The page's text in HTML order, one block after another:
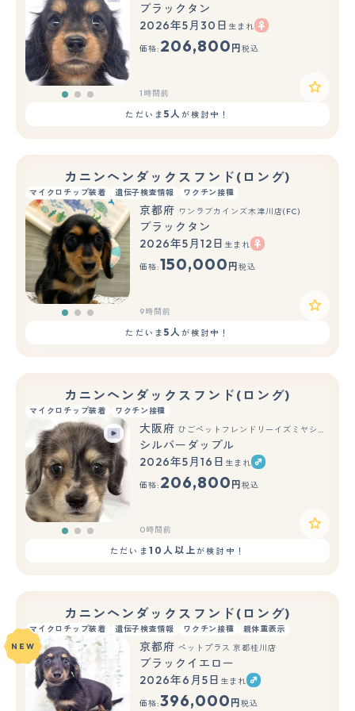
もっと見る
ブラックタン
2026年5月30日 生まれ
価格: 206,800 円 税込
1時間前
ただいま 5人が検討中！
カニンヘンダックスフンド(ロング)
マイクロチップ装着 遺伝子検査情報 ワクチン接種
もっと見る
京都府 ワンラブカインズ木津川店(FC)
ブラックタン
2026年5月12日 生まれ
価格:150,000 円 税込
9時間前
ただいま 5人が検討中！
カニンヘンダックスフンド(ロング)
マイクロチップ装着 ワクチン接種
もっと見る
大阪府 ひごペットフレンドリーイズミヤショッピングセンター千里丘店
シルバーダップル
2026年5月16日 生まれ
価格: 206,800 円 税込
0時間前
ただいま 10人以上が検討中！
カニンヘンダックスフンド(ロング)
マイクロチップ装着 遺伝子検査情報 ワクチン接種
親体重表示
NEW
京都府 ペットプラス 京都桂川店
ブラックイエロー
2026年6月5日 生まれ
価格:396,000 円 税込